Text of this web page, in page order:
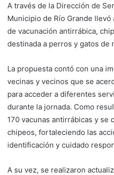
A través de la Dirección de
Municipio de Río Grande
de vacunación antirrábica,
destinada a perros y gatos de
La propuesta contó con una
vecinas y vecinos que se
para acceder a diferentes
durante la jornada. Como
170 vacunas antirrábicas y se
chipeos, fortaleciendo las
identificación y cuidado
A su vez, se realizaron